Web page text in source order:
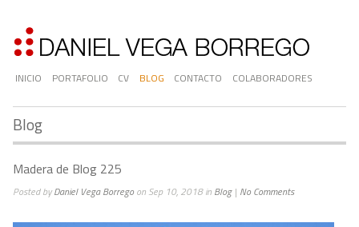
INICIO PORTAFOLIO CV BLOG CONTACTO COLABORADORES
Blog
Madera de Blog 225
Posted byDaniel Vega Borrego on Sep 10, 2018 in Blog| No Comments